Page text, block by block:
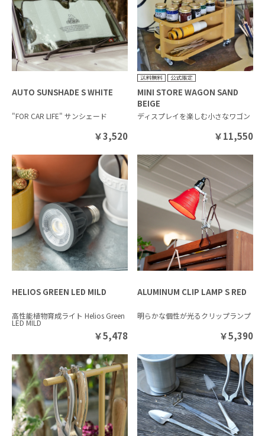
AUTO SUNSHADE S WHITE
"FOR CAR LIFE" サンシェード
￥3,520
MINI STORE WAGON SAND
BEIGE
ディスプレイを楽しむ小さなワゴン
￥11,550
HELIOS GREEN LED MILD
高性能植物育成ライト Helios Green
LED MILD
￥5,478
ALUMINUM CLIP LAMP S RED
明らかな個性が光るクリップランプ
￥5,390